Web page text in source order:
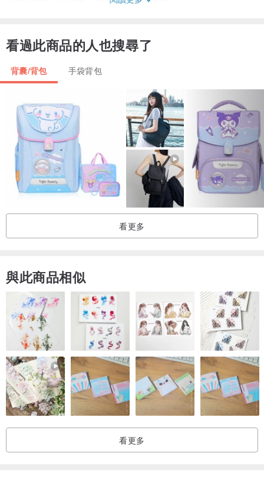
商品特色
H.A.N.D 經典標誌
強調手工車缝
銅釦的細節設計、增添型格
輕巧、置物空間大
// 全新 2016 大地色系 //
看過此商品的人也搜尋了
背囊/背包 手袋背包
看更多
與此商品相似
看更多